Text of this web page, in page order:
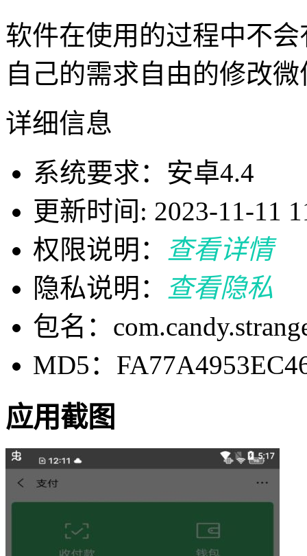
软件在使用的过程中不
自己的需求自由的修改
详细信息
系统要求：安卓4.4
更新时间: 2023-11-11
权限说明：
查看详情
隐私说明：
查看隐私
包名：
MD5：
应用截图